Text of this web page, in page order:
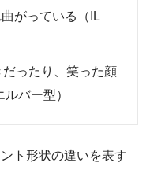
がっている（IL
だったり、笑った顔
バー型）
ト形状の違いを表す